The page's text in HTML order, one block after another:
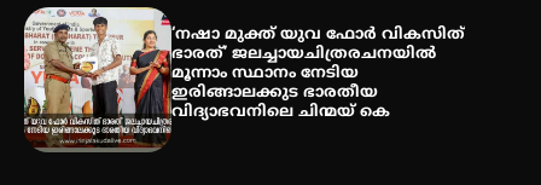
‘നഷാ മുക്ത് യുവ ഫോർ വികസിത്
ഭാരത്’ ജലച്ചായചിത്രരചനയിൽ
മൂന്നാം സ്ഥാനം നേടിയ
ഇരിങ്ങാലക്കുട ഭാരതീയ
വിദ്യാഭവനിലെ ചിന്മയ് കെ